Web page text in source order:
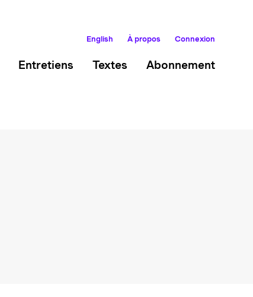
English À propos Connexion
Entretiens Textes Abonnement